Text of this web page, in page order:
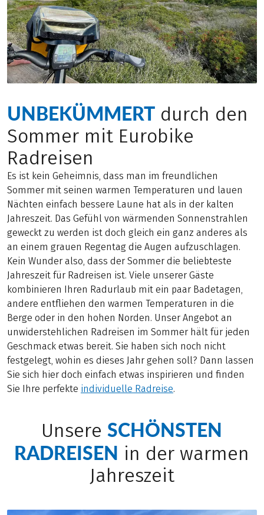
UNBEKÜMMERT durch den
Sommer mit Eurobike
Radreisen
Es ist kein Geheimnis, dass man im freundlichen
Sommer mit seinen warmen Temperaturen und lauen
Nächten einfach bessere Laune hat als in der kalten
Jahreszeit. Das Gefühl von wärmenden Sonnenstrahlen
geweckt zu werden ist doch gleich ein ganz anderes als
an einem grauen Regentag die Augen aufzuschlagen.
Kein Wunder also, dass der Sommer die beliebteste
Jahreszeit für Radreisen ist. Viele unserer Gäste
kombinieren Ihren Radurlaub mit ein paar Badetagen,
andere entfliehen den warmen Temperaturen in die
Berge oder in den hohen Norden. Unser Angebot an
unwiderstehlichen Radreisen im Sommer hält für jeden
Geschmack etwas bereit. Sie haben sich noch nicht
festgelegt, wohin es dieses Jahr gehen soll? Dann lassen
Sie sich hier doch einfach etwas inspirieren und finden
Sie Ihre perfekte individuelle Radreise.
UnsereSCHÖNSTEN
RADREISEN in der warmen
Jahreszeit